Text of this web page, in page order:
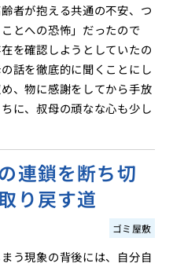
者が抱える共通の不安、つ
とへの恐怖」だったので
を確認しようとしていたの
話を徹底的に聞くことにし
、物に感謝をしてから手放
に、叔母の頑なな心も少し
連鎖を断ち切
り戻す道
ゴミ屋敷
う現象の背後には、自分自